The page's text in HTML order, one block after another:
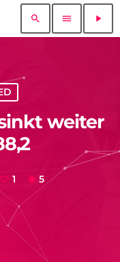
search menu play_arrow
weiter
1 5